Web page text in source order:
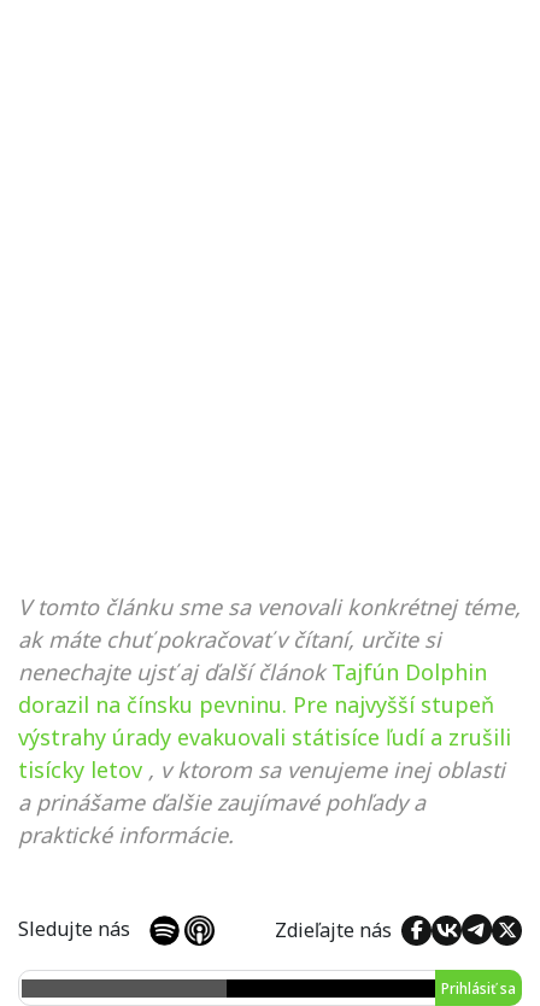
V tomto článku sme sa venovali konkrétnej téme,
ak máte chuť pokračovať v čítaní, určite si
nenechajte ujsť aj ďalší článok Tajfún Dolphin
dorazil na čínsku pevninu. Pre najvyšší stupeň
výstrahy úrady evakuovali státisíce ľudí a zrušili
tisícky letov , v ktorom sa venujeme inej oblasti
a prinášame ďalšie zaujímavé pohľady a
praktické informácie.
Sledujte nás Zdieľajte nás
Prihlásiť sa